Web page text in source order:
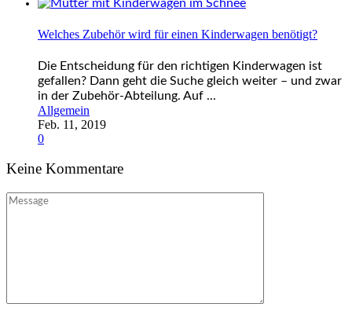
Welches Zubehör wird für einen Kinderwagen benötigt?
Die Entscheidung für den richtigen Kinderwagen ist
gefallen? Dann geht die Suche gleich weiter – und zwar
in der Zubehör-Abteilung. Auf ...
Allgemein
Feb. 11, 2019
0
Keine Kommentare